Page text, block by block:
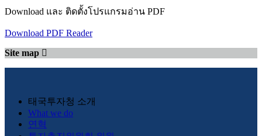
Download และ ติดตั้งโปรแกรมอ่าน PDF
Download PDF Reader
Site map
태국투자청 소개
What we do
연혁